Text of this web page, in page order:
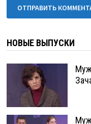
НОВЫЕ ВЫПУСКИ